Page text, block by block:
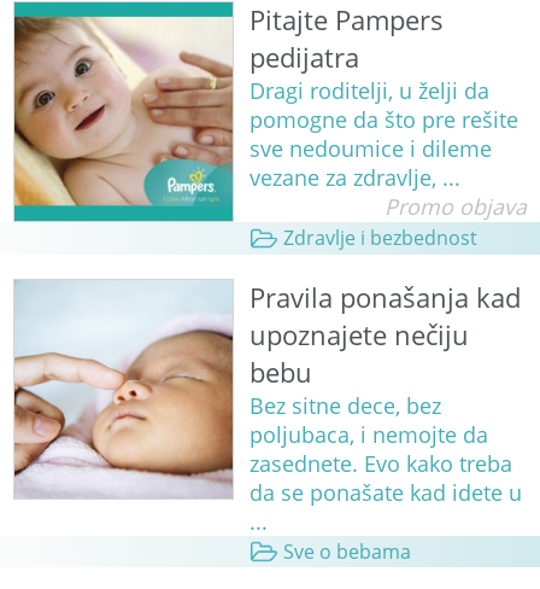
Pitajte Pampers
pedijatra
Dragi roditelji, u želji da
pomogne da što pre rešite
sve nedoumice i dileme
vezane za zdravlje, ...
Promo objava
Zdravlje i bezbednost
Pravila ponašanja kad
upoznajete nečiju
bebu
Bez sitne dece, bez
poljubaca, i nemojte da
zasednete. Evo kako treba
da se ponašate kad idete u
...
Sve o bebama